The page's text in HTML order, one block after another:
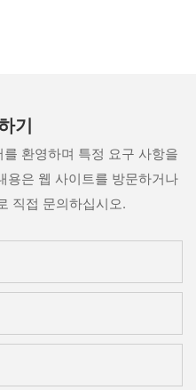
기
환영하며 특정 요구 사항을
용은 웹 사이트를 방문하거나
직접 문의하십시오.